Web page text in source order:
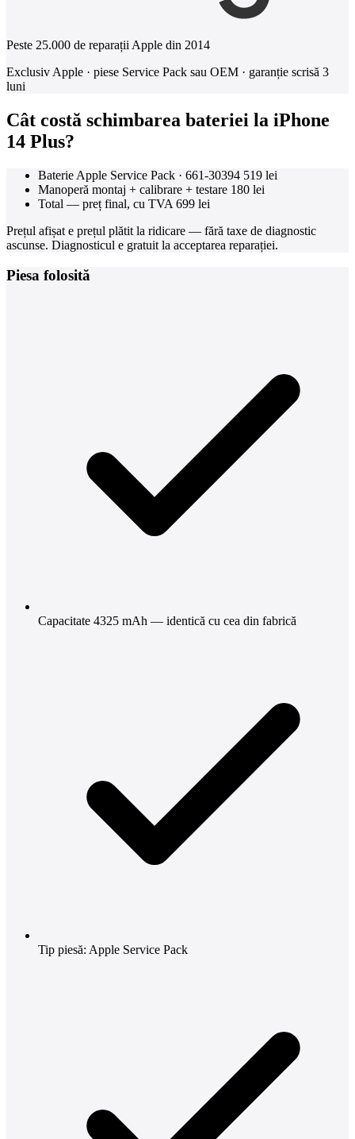
Peste 25.000 de reparații Apple din 2014
Exclusiv Apple · piese Service Pack sau OEM · garanție scrisă 3
luni
Cât costă schimbarea bateriei la iPhone
14 Plus?
Baterie Apple Service Pack · 661-30394 519 lei
Manoperă montaj + calibrare + testare 180 lei
Total — preț final, cu TVA 699 lei
Prețul afișat e prețul plătit la ridicare — fără taxe de diagnostic
ascunse. Diagnosticul e gratuit la acceptarea reparației.
Piesa folosită
Capacitate 4325 mAh — identică cu cea din fabrică
Tip piesă: Apple Service Pack